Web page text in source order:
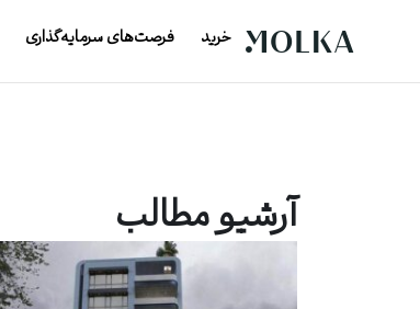
خرید فرصت‌های سرمایه‌گذاری
آرشیو مطالب